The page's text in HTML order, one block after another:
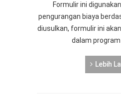
Formulir ini
pengurangan biaya
diusulkan, formulir ini
dalam
Lebih